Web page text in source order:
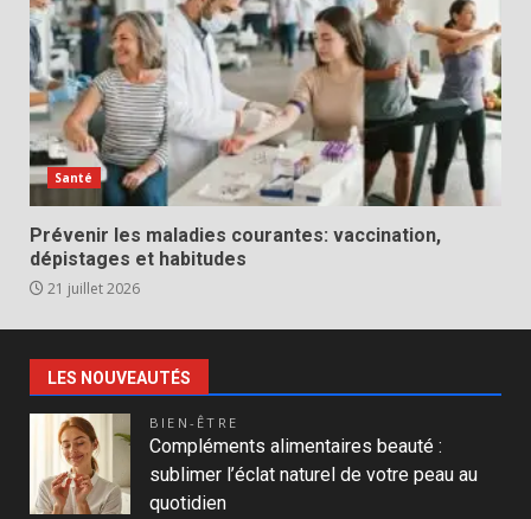
Santé
Prévenir les maladies courantes: vaccination,
dépistages et habitudes
21 juillet 2026
LES NOUVEAUTÉS
BIEN-ÊTRE
Compléments alimentaires beauté :
sublimer l’éclat naturel de votre peau au
quotidien